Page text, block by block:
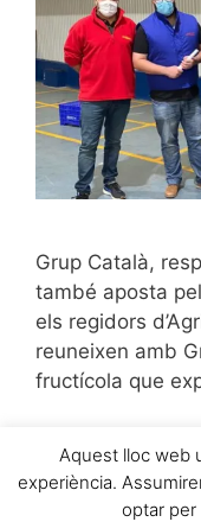
Grup Català,
també aposta
els regidors
reuneixen amb
fructícola que
Aquest lloc web
experiència.
optar per